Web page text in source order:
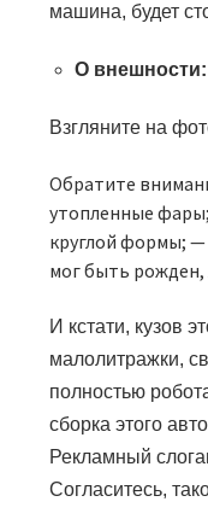
машина, будет
О внешности:
Взгляните на
Обратите
утопленные
круглой формы;—
мог быть
И кстати, кузов
малолитражки,
полностью
сборка этого
Рекламный
Согласитесь,